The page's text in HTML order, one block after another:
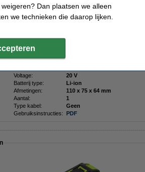
Voltage:
20 V
Batterij type:
Li-ion
Afmetingen:
110 x 75 x 64 mm
Aantal:
1
Type kabel:
Geen
Gebruiksinstructies: PDF
Dan plaatsen we alleen
we technieken die daarop lijken.